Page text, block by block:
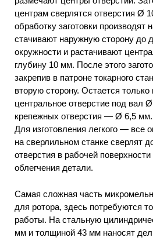
центрам сверлятся отверстия Ø
обработку заготовки производят
стачивают наружную сторону до
окружности и растачивают
глубину 10 мм. После этого
закрепив в патроне токарного
вторую сторону. Остается только
центральное отверстие под вал
крепежных отверстия — Ø 6,5 мм.
Для изготовления легкого — все
на сверлильном станке сверлят
отверстия в рабочей
облегчения детали.
Самая сложная часть
для ротора, здесь потребуются
работы. На стальную
мм и толщиной 43 мм наносят